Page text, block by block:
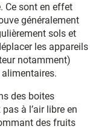
Ce sont en effet
généralement
sols et
les appareils
notamment)
des boites
à l’air libre en
des fruits